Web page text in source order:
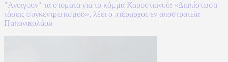
"Ανοίγουν" τα στόματα για το κόμμα Καρυστιανού: «Διαπίστωσα
τάσεις συγκεντρωτισμού», λέει ο πτέραρχος εν αποστρατεία
Παπανικολάου